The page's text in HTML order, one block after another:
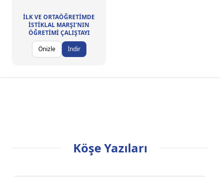
İLK VE ORTAÖĞRETİMDE
İSTİKLAL MARŞI'NIN
ÖĞRETİMİ ÇALIŞTAYI
Önizle
İndir
Köşe Yazıları